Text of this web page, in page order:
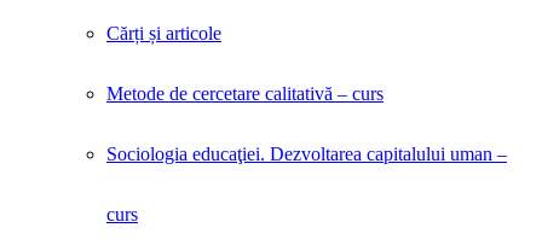
Cărți și articole
Metode de cercetare calitativă – curs
Sociologia educaţiei. Dezvoltarea capitalului uman –
curs